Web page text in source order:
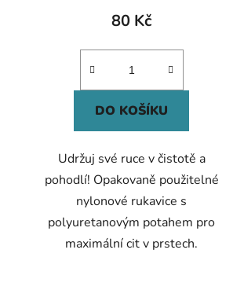
80 Kč
DO KOŠÍKU
Udržuj své ruce v čistotě a
pohodlí! Opakovaně použitelné
nylonové rukavice s
polyuretanovým potahem pro
maximální cit v prstech.